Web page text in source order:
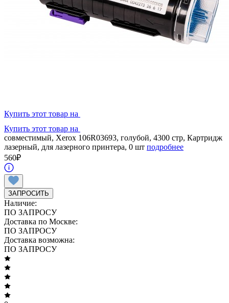
Купить этот товар на
Купить этот товар на
совместимый, Xerox 106R03693, голубой, 4300 стр, Картридж
лазерный, для лазерного принтера, 0 шт подробнее
560₽
ЗАПРОСИТЬ
Наличие:
ПО ЗАПРОСУ
Доставка по Москве:
ПО ЗАПРОСУ
Доставка возможна:
ПО ЗАПРОСУ